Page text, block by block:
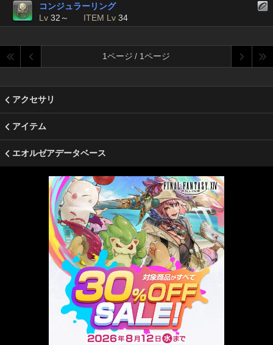
コンジュラーリング
Lv 32～ ITEM Lv 34
1ページ / 1ページ
アクセサリ
アイテム
エオルゼアデータベース